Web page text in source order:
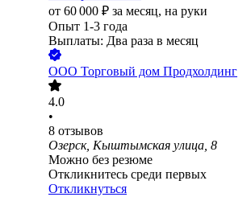
от 60 000 ₽ за месяц, на руки
Опыт 1-3 года
Выплаты: Два раза в месяц
ООО Торговый дом Продхолдинг
4.0
•
8 отзывов
Озерск, Кыштымская улица, 8
Можно без резюме
Откликнитесь среди первых
Откликнуться